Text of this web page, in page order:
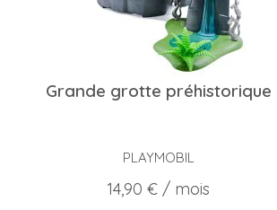
Grande grotte préhistorique
PLAYMOBIL
Prix
14,90 € / mois